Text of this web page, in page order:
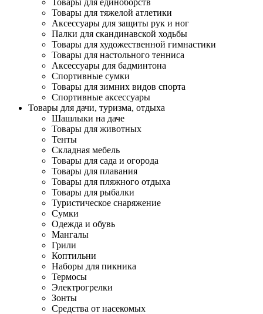
Товары для единоборств
Товары для тяжелой атлетики
Аксессуары для защиты рук и ног
Палки для скандинавской ходьбы
Товары для художественной гимнастики
Товары для настольного тенниса
Аксессуары для бадминтона
Спортивные сумки
Товары для зимних видов спорта
Спортивные аксессуары
Товары для дачи, туризма, отдыха
Шашлыки на даче
Товары для животных
Тенты
Складная мебель
Товары для сада и огорода
Товары для плавания
Товары для пляжного отдыха
Товары для рыбалки
Туристическое снаряжение
Сумки
Одежда и обувь
Мангалы
Грили
Коптильни
Наборы для пикника
Термосы
Электрогрелки
Зонты
Средства от насекомых